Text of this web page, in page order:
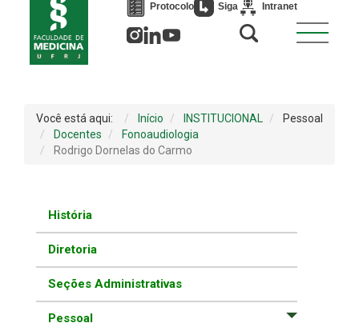
PARA
Protocolo Siga Intranet
Você está aqui: Início INSTITUCIONAL
Pessoal
Docentes
Fonoaudiologia
Rodrigo Dornelas do Carmo
História
Diretoria
Seções Administrativas
Pessoal